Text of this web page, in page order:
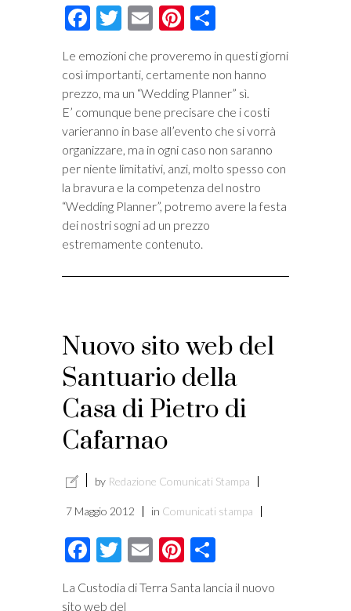
Facebook
Twitter
EmailPinterest
Le emozioni che proveremo in questi giorni
così importanti, certamente non hanno
prezzo, ma un “Wedding Planner” sì.
E’ comunque bene precisare che i costi
varieranno in base all’evento che si vorrà
organizzare, ma in ogni caso non saranno
per niente limitativi, anzi, molto spesso con
la bravura e la competenza del nostro
“Wedding Planner”, potremo avere la festa
dei nostri sogni ad un prezzo
estremamente contenuto.
Nuovo sito web del
Santuario della
Casa di Pietro di
Cafarnao
by Redazione Comunicati Stampa
7 Maggio 2012 in Comunicati stampa
Facebook
Twitter
EmailPinterest
La Custodia di Terra Santa lancia il nuovo
sito web del